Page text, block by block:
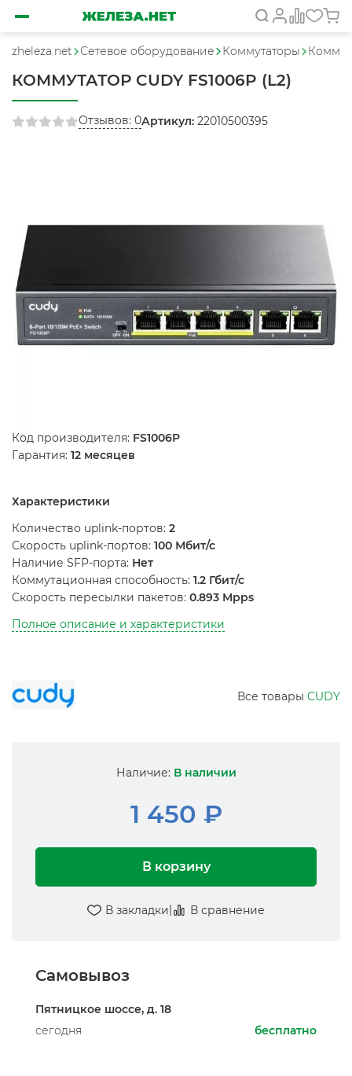
zheleza.net Сетевое оборудование Коммутаторы
КОММУТАТОР CUDY FS1006P (L2)
Отзывов: 0Артикул: 22010500395
Код производителя: FS1006P
Гарантия: 12 месяцев
Характеристики
Количество uplink-портов: 2
Скорость uplink-портов: 100 Мбит/с
Наличие SFP-порта: Нет
Коммутационная способность: 1.2 Гбит/с
Скорость пересылки пакетов: 0.893 Mpps
Полное описание и характеристики
Все товары CUDY
Наличие: В наличии
1 450 ₽
В корзину
В закладки| В сравнение
Самовывоз
Пятницкое шоссе, д. 18
сегодня
бесплатно